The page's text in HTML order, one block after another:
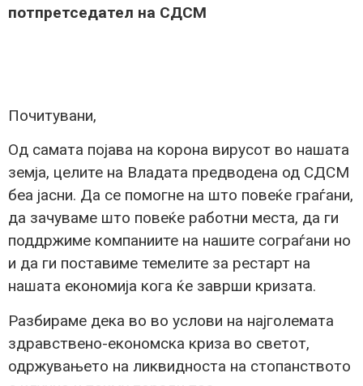
потпретседател на СДСМ
Почитувани,
Од самата појава на корона вирусот во нашата
земја, целите на Владата предводена од СДСМ
беа јасни. Да се помогне на што повеќе граѓани,
да зачуваме што повеќе работни места, да ги
поддржиме компаниите на нашите сограѓани но
и да ги поставиме темелите за рестарт на
нашата економија кога ќе заврши кризата.
Разбираме дека во во услови на најголемата
здравствено-економска криза во светот,
одржувањето на ликвидноста на стопанството